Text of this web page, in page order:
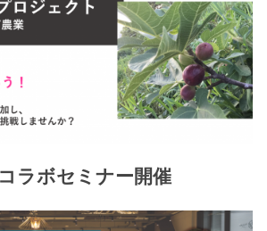
ラボセミナー開催